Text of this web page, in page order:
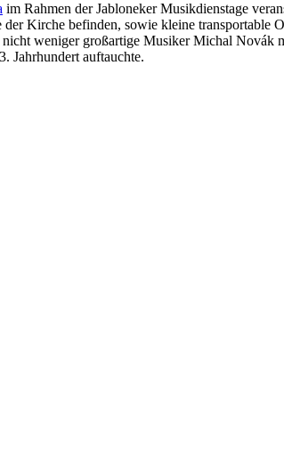
im Rahmen der Jabloneker Musikdienstage
Kirche befinden, sowie kleine transportable
weniger großartige Musiker Michal Novák
Jahrhundert auftauchte.